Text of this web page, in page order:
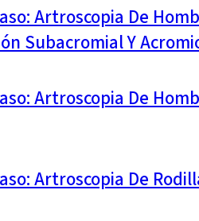
Artroscopia De
Subacromial Y
Artroscopia De
Artroscopia De